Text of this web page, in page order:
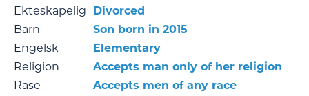
Ekteskapelig
Divorced
Barn
Son born in 2015
Engelsk
Elementary
Religion
Accepts man only of her religion
Rase
Accepts men of any race